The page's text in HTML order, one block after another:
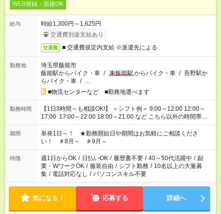
WEB登録・面接OK
給与
時給1,300円～1,625円
交通費別途支給あり
交通費 ■ 交通費規定内支給 ※派遣先による
勤務地
埼玉県飯能市
飯能駅からバイク・車 / 東飯能駅からバイク・車 / 吾野駅か
らバイク・車 / …
■物流センターなど ■勤務地選べます
勤務時間
【1日3時間～も相談OK!】 ＜シフト例＞ 9:00～12:00 12:00～
17:00 17:00～22:00 18:00～21:00 など こちら以外の時間帯も
お気軽にご相談ください！
期間
単発1日～！ ★勤務開始日や期間はお気軽にご相談くださ
い！ ＃8月～ ＃9月～
特徴 週1日からOK / 日払いOK / 履歴書不要 / 40～50代活躍中 / 副
業・WワークOK / 服装自由 / シフト勤務 / 10名以上の大量募
集 / 電話対応なし / パソコンスキル不要
気になる！ 応募する 詳細へ